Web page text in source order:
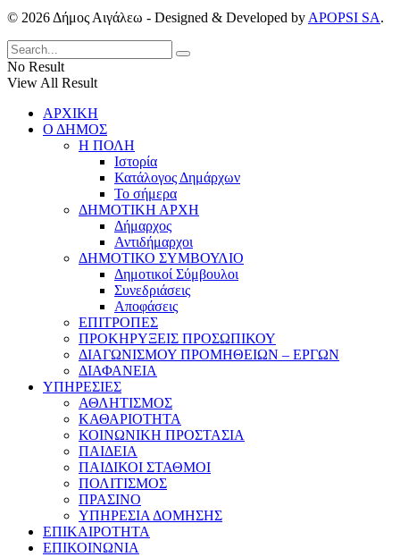
© 2026 Δήμος Αιγάλεω - Designed & Developed by APOPSI SA.
No Result
View All Result
ΑΡΧΙΚΗ
Ο ΔΗΜΟΣ
Η ΠΟΛΗ
Ιστορία
Κατάλογος Δημάρχων
Το σήμερα
ΔΗΜΟΤΙΚΗ ΑΡΧΗ
Δήμαρχος
Αντιδήμαρχοι
ΔΗΜΟΤΙΚΟ ΣΥΜΒΟΥΛΙΟ
Δημοτικοί Σύμβουλοι
Συνεδριάσεις
Αποφάσεις
ΕΠΙΤΡΟΠΕΣ
ΠΡΟΚΗΡΥΞΕΙΣ ΠΡΟΣΩΠΙΚΟΥ
ΔΙΑΓΩΝΙΣΜΟΥ ΠΡΟΜΗΘΕΙΩΝ – ΕΡΓΩΝ
ΔΙΑΦΑΝΕΙΑ
ΥΠΗΡΕΣΙΕΣ
ΑΘΛΗΤΙΣΜΟΣ
ΚΑΘΑΡΙΟΤΗΤΑ
ΚΟΙΝΩΝΙΚΗ ΠΡΟΣΤΑΣΙΑ
ΠΑΙΔΕΙΑ
ΠΑΙΔΙΚΟΙ ΣΤΑΘΜΟΙ
ΠΟΛΙΤΙΣΜΟΣ
ΠΡΑΣΙΝΟ
ΥΠΗΡΕΣΙΑ ΔΟΜΗΣΗΣ
ΕΠΙΚΑΙΡΟΤΗΤΑ
ΕΠΙΚΟΙΝΩΝΙΑ